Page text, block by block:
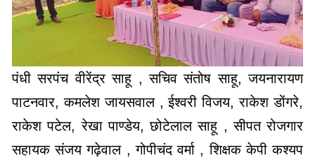
पंधी सरपंच वीरेंद्र साहू , सचिव संतोष साहू, जयनारायण
पाटनवार, कमलेश जायसवाल , ईश्वरी विजय, राकेश डोंगरे,
राकेश पटेल, रेखा पाण्डेय, छोटेलाल साहू , सीपत रोजगार
सहायक संजय गढ़ेवाल , गोपीचंद वर्मा , शिक्षक केपी कश्यप